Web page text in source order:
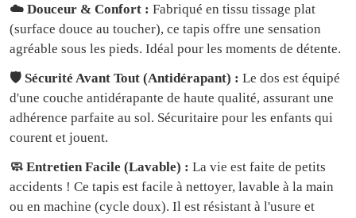
☁️ Douceur & Confort : Fabriqué en tissu tissage plat
(surface douce au toucher), ce tapis offre une sensation
agréable sous les pieds. Idéal pour les moments de détente.
🛡️ Sécurité Avant Tout (Antidérapant) : Le dos est équipé
d'une couche antidérapante de haute qualité, assurant une
adhérence parfaite au sol. Sécuritaire pour les enfants qui
courent et jouent.
🧼 Entretien Facile (Lavable) : La vie est faite de petits
accidents ! Ce tapis est facile à nettoyer, lavable à la main
ou en machine (cycle doux). Il est résistant à l'usure et